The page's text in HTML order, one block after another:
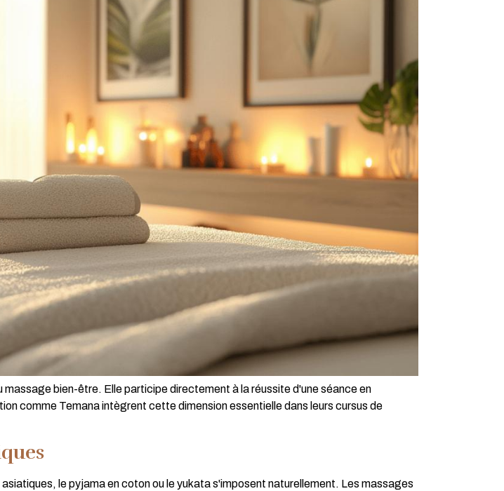
bien-être. Elle participe directement à la réussite d'une séance en
comme Temana intègrent cette dimension essentielle dans leurs cursus de
le pyjama en coton ou le yukata s'imposent naturellement. Les massages